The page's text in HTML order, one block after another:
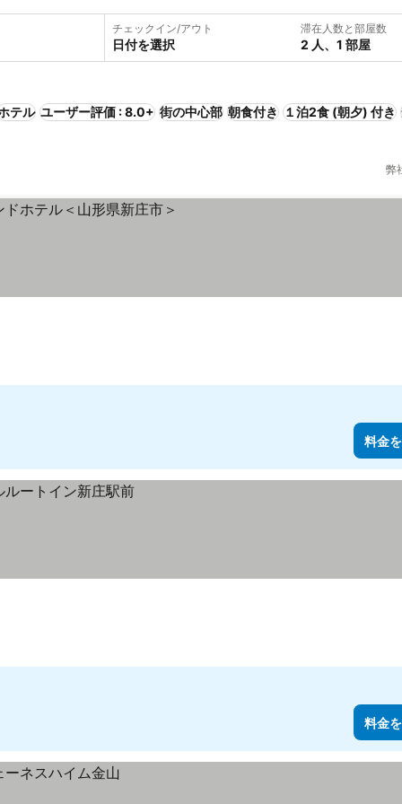
チェックイン/アウト
日付を選択
滞在人数と部屋数
2 人、1 部屋
テル ユーザー評価 : 8.0+ 街の中心部 朝食付き １泊2食 (朝夕) 付き
弊
料金
料金